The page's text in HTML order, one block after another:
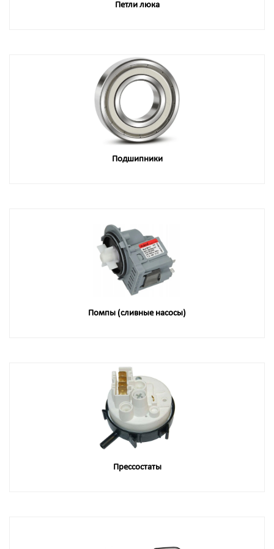
Петли люка
Подшипники
Помпы (сливные насосы)
Прессостаты